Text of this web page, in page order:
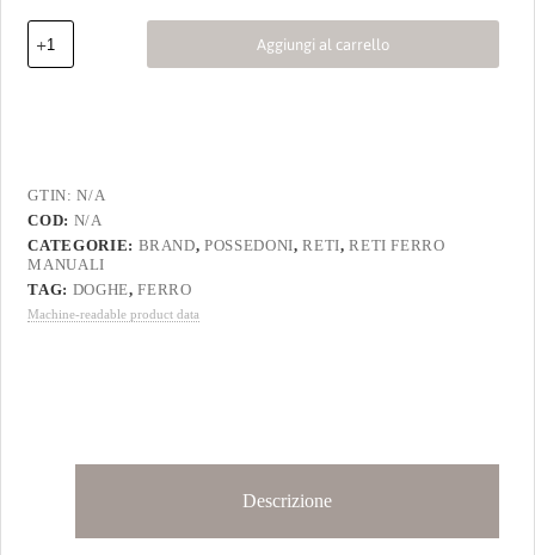
Aggiungi al carrello
GTIN: N/A
COD: N/A
CATEGORIE: BRAND,POSSEDONI,RETI,RETI FERRO
MANUALI
TAG: DOGHE,FERRO
Machine-readable product data
Descrizione